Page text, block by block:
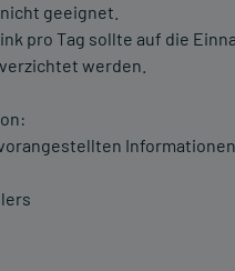
geeignet.
pro Tag sollte auf die
werden.